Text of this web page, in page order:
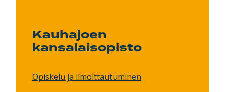
Kauhajoen
kansalaisopisto
Opiskelu ja ilmoittautuminen